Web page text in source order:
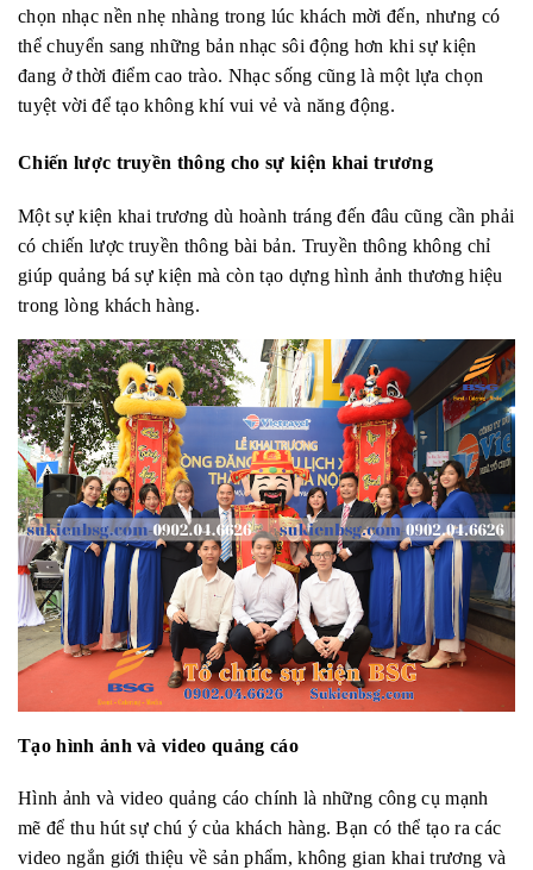
chọn nhạc nền nhẹ nhàng trong lúc khách mời đến, nhưng có
thể chuyển sang những bản nhạc sôi động hơn khi sự kiện
đang ở thời điểm cao trào. Nhạc sống cũng là một lựa chọn
tuyệt vời để tạo không khí vui vẻ và năng động.
Chiến lược truyền thông cho sự kiện khai trương
Một sự kiện khai trương dù hoành tráng đến đâu cũng cần phải
có chiến lược truyền thông bài bản. Truyền thông không chỉ
giúp quảng bá sự kiện mà còn tạo dựng hình ảnh thương hiệu
trong lòng khách hàng.
Tạo hình ảnh và video quảng cáo
Hình ảnh và video quảng cáo chính là những công cụ mạnh
mẽ để thu hút sự chú ý của khách hàng. Bạn có thể tạo ra các
video ngắn giới thiệu về sản phẩm, không gian khai trương và